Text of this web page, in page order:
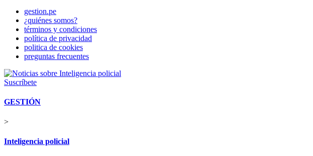
gestion.pe
¿quiénes somos?
términos y condiciones
política de privacidad
politica de cookies
preguntas frecuentes
Suscríbete
GESTIÓN
>
Inteligencia policial